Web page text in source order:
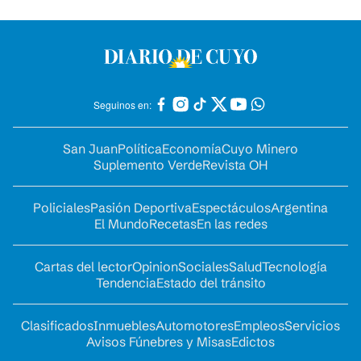
Seguinos en:
San JuanPolíticaEconomíaCuyo Minero
Suplemento VerdeRevista OH
PolicialesPasión DeportivaEspectáculosArgentina
El MundoRecetasEn las redes
Cartas del lectorOpinionSocialesSaludTecnología
TendenciaEstado del tránsito
ClasificadosInmueblesAutomotoresEmpleosServicios
Avisos Fúnebres y MisasEdictos